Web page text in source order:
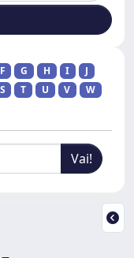
F G H I
J
S T U V
W